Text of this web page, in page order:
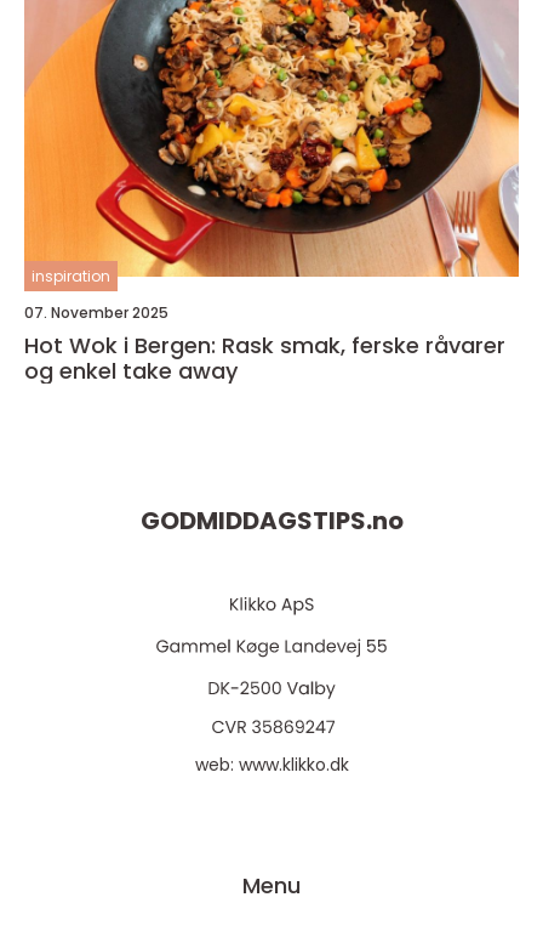
inspiration
07. November 2025
Hot Wok i Bergen: Rask smak, ferske råvarer
og enkel take away
GODMIDDAGSTIPS.no
web: www.klikko.dk
Menu